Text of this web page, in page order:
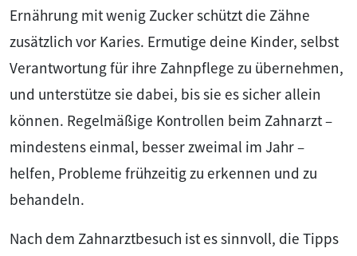
Ernährung mit wenig Zucker schützt die Zähne
zusätzlich vor Karies. Ermutige deine Kinder, selbst
Verantwortung für ihre Zahnpflege zu übernehmen,
und unterstütze sie dabei, bis sie es sicher allein
können. Regelmäßige Kontrollen beim Zahnarzt –
mindestens einmal, besser zweimal im Jahr –
helfen, Probleme frühzeitig zu erkennen und zu
behandeln.
Nach dem Zahnarztbesuch ist es sinnvoll, die Tipps